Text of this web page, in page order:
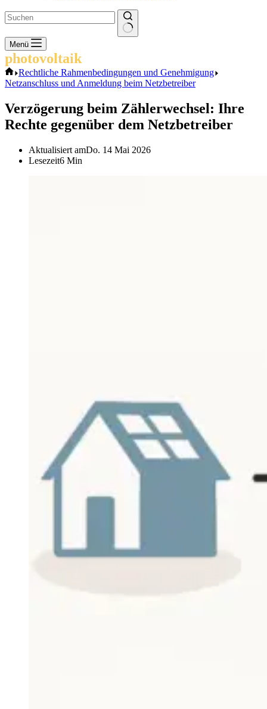
Keine
Ergebnisse
Menü
photovoltaik
Start
Rechtliche Rahmenbedingungen und Genehmigung
Netzanschluss und Anmeldung beim Netzbetreiber
Verzögerung beim Zählerwechsel: Ihre
Rechte gegenüber dem Netzbetreiber
Aktualisiert amDo. 14 Mai 2026
Lesezeit6 Min